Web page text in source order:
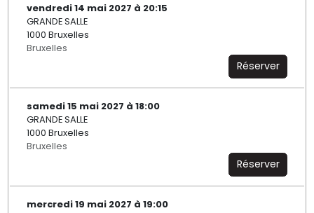
vendredi 14 mai 2027 à 20:15
GRANDE SALLE
1000 Bruxelles
Bruxelles
Réserver
samedi 15 mai 2027 à 18:00
GRANDE SALLE
1000 Bruxelles
Bruxelles
Réserver
mercredi 19 mai 2027 à 19:00